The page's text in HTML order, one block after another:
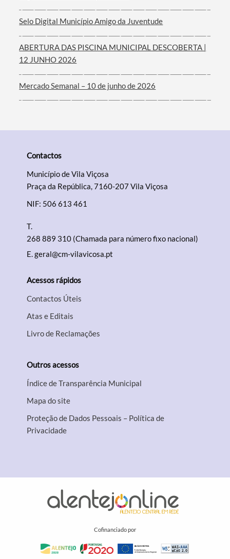
Filtros
Selo Digital Município Amigo da Juventude
ABERTURA DAS PISCINA MUNICIPAL DESCOBERTA |
12 JUNHO 2026
Mercado Semanal – 10 de junho de 2026
Contactos
Município de Vila Viçosa
Praça da República, 7160-207 Vila Viçosa
NIF: 506 613 461
T.
268 889 310 (Chamada para número fixo nacional)
E.geral@cm-vilavicosa.pt
Acessos rápidos
Contactos Úteis
Atas e Editais
Livro de Reclamações
Outros acessos
Índice de Transparência Municipal
Mapa do site
Proteção de Dados Pessoais – Política de
Privacidade
Cofinanciado por